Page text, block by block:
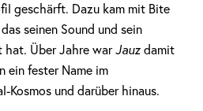
geschärft. Dazu kam mit Bite
seinen Sound und sein
Über Jahre warJauz damit
ein fester Name im
Kosmos und darüber hinaus.